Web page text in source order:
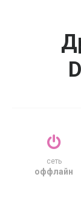
сеть
оффлайн